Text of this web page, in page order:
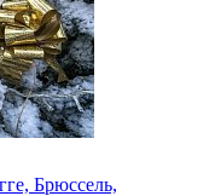
Брюссель,